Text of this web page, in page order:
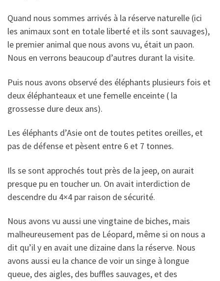
Quand nous sommes arrivés à la réserve naturelle (ici
les animaux sont en totale liberté et ils sont sauvages),
le premier animal que nous avons vu, était un paon.
Nous en verrons beaucoup d’autres durant la visite.
Puis nous avons observé des éléphants plusieurs fois et
deux éléphanteaux et une femelle enceinte ( la
grossesse dure deux ans).
Les éléphants d’Asie ont de toutes petites oreilles, et
pas de défense et pèsent entre 6 et 7 tonnes.
Ils se sont approchés tout près de la jeep, on aurait
presque pu en toucher un. On avait interdiction de
descendre du 4×4 par raison de sécurité.
Nous avons vu aussi une vingtaine de biches, mais
malheureusement pas de Léopard, même si on nous a
dit qu’il y en avait une dizaine dans la réserve. Nous
avons aussi eu la chance de voir un singe à longue
queue, des aigles, des buffles sauvages, et des